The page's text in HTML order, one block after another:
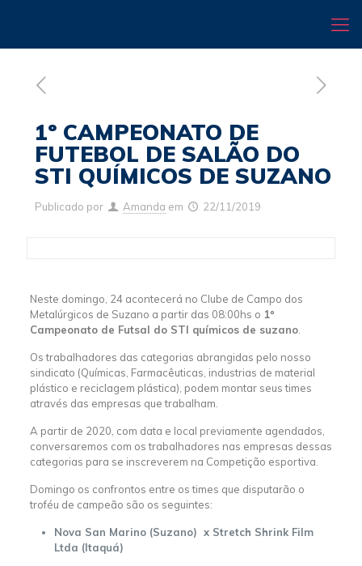
1º CAMPEONATO DE
FUTEBOL DE SALÃO DO
STI QUÍMICOS DE SUZANO
Publicado por Amanda em 22/11/2019
Neste domingo, 24 acontecerá no Clube de Campo dos
Metalúrgicos de Suzano a partir das 08:00hs o 1º
Campeonato de Futsal do STI químicos de suzano.
Os trabalhadores das categorias abrangidas pelo nosso
sindicato (Químicas, Farmacêuticas, industrias de material
plástico e reciclagem plástica), podem montar seus times
através das empresas que trabalham.
A partir de 2020, com data e local previamente agendados,
conversaremos com os trabalhadores nas empresas dessas
categorias para se inscreverem na Competição esportiva.
Domingo os confrontos entre os times que disputarão o
troféu de campeão são os seguintes:
Nova San Marino (Suzano) x Stretch Shrink Film
Ltda (Itaquá)